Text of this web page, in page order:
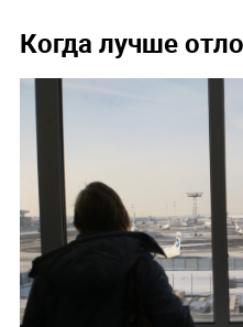
Когда лучше